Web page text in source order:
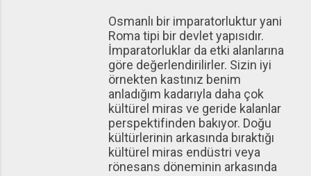
Osmanlı bir imparatorluktur yani
Roma tipi bir devlet yapısıdır.
İmparatorluklar da etki alanlarına
göre değerlendirilirler. Sizin iyi
örnekten kastınız benim
anladığım kadarıyla daha çok
kültürel miras ve geride kalanlar
perspektifinden bakıyor. Doğu
kültürlerinin arkasında bıraktığı
kültürel miras endüstri veya
rönesans döneminin arkasında